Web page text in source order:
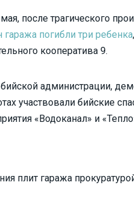
после трагического
гаража погибли три ребенка
кооператива 9.
администрации,
участвовали бийские
«Водоканал» и
плит гаража